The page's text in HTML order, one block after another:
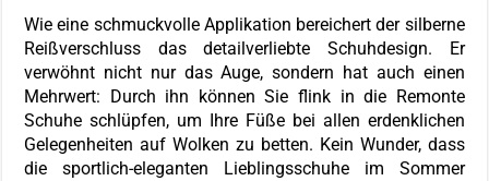
Wie eine schmuckvolle Applikation bereichert der silberne
Reißverschluss das detailverliebte Schuhdesign. Er
verwöhnt nicht nur das Auge, sondern hat auch einen
Mehrwert: Durch ihn können Sie flink in die Remonte
Schuhe schlüpfen, um Ihre Füße bei allen erdenklichen
Gelegenheiten auf Wolken zu betten. Kein Wunder, dass
die sportlich-eleganten Lieblingsschuhe im Sommer